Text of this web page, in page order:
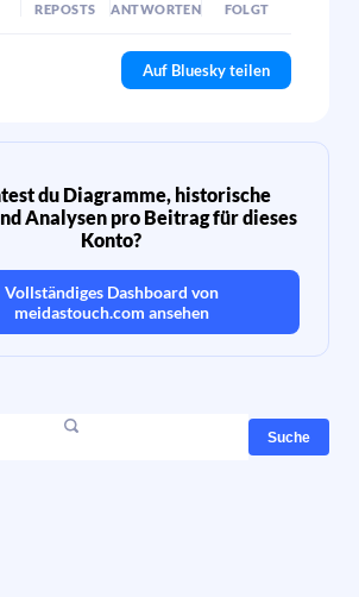
REPOSTS
ANTWORTEN
FOLGT
Auf Bluesky teilen
du Diagramme, historische
Analysen pro Beitrag für dieses
Konto?
Vollständiges Dashboard von
meidastouch.com ansehen
Suche